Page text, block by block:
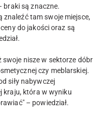
braki są znaczne.
znaleźć tam swoje miejsce,
do jakości oraz są
nisze w sektorze dóbr
czy meblarskiej.
siły nabywczej
kraju, która w wyniku
– powiedział.